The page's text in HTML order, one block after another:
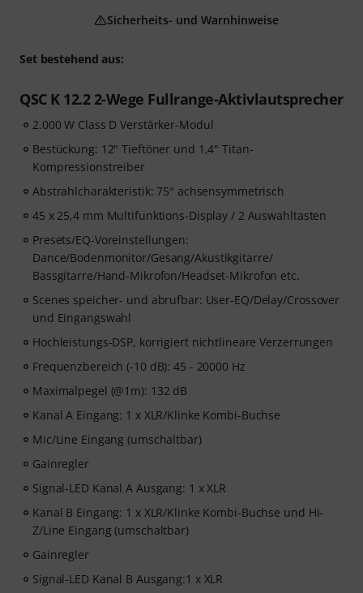
Set bestehend aus:
QSC K 12.2 2-Wege Fullrange-Aktivlautsprecher
2.000 W Class D Verstärker-Modul
Bestückung: 12" Tieftöner und 1,4" Titan-
Kompressionstreiber
Abstrahlcharakteristik: 75° achsensymmetrisch
45 x 25,4 mm Multifunktions-Display / 2 Auswahltasten
Presets/EQ-Voreinstellungen:
Dance/Bodenmonitor/Gesang/Akustikgitarre/
Bassgitarre/Hand-Mikrofon/Headset-Mikrofon etc.
Scenes speicher- und abrufbar: User-EQ/Delay/Crossover
und Eingangswahl
Hochleistungs-DSP, korrigiert nichtlineare Verzerrungen
Frequenzbereich (-10 dB): 45 - 20000 Hz
Maximalpegel (@1m): 132 dB
Kanal A Eingang: 1 x XLR/Klinke Kombi-Buchse
Mic/Line Eingang (umschaltbar)
Gainregler
Signal-LED Kanal A Ausgang: 1 x XLR
Kanal B Eingang: 1 x XLR/Klinke Kombi-Buchse und Hi-
Z/Line Eingang (umschaltbar)
Gainregler
Signal-LED Kanal B Ausgang:1 x XLR
Sicherheits- und Warnhinweise